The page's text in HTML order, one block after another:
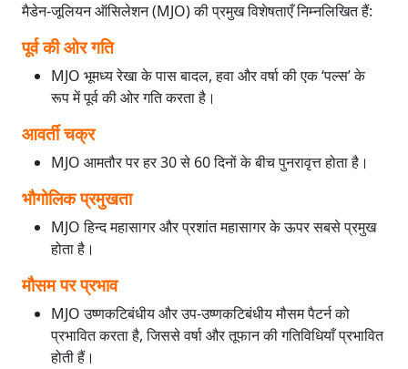
मैडेन-जूलियन ऑसिलेशन (MJO) की प्रमुख विशेषताएँ निम्नलिखित हैं:
पूर्व की ओर गति
MJO भूमध्य रेखा के पास बादल, हवा और वर्षा की एक ‘पल्स’ के
रूप में पूर्व की ओर गति करता है।
आवर्ती चक्र
MJO आमतौर पर हर 30 से 60 दिनों के बीच पुनरावृत्त होता है।
भौगोलिक प्रमुखता
MJO हिन्द महासागर और प्रशांत महासागर के ऊपर सबसे प्रमुख
होता है।
मौसम पर प्रभाव
MJO उष्णकटिबंधीय और उप-उष्णकटिबंधीय मौसम पैटर्न को
प्रभावित करता है, जिससे वर्षा और तूफान की गतिविधियाँ प्रभावित
होती हैं।